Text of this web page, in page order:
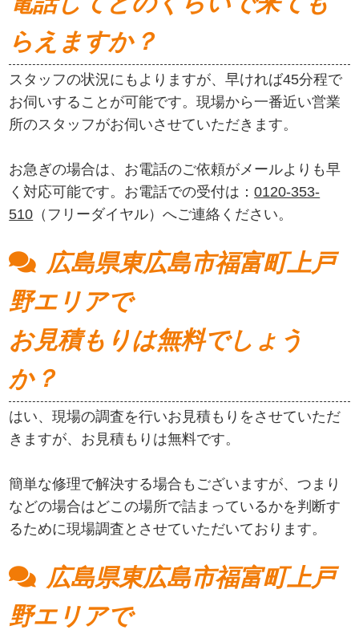
らえますか？
スタッフの状況にもよりますが、早ければ45分程で
お伺いすることが可能です。現場から一番近い営業
所のスタッフがお伺いさせていただきます。
お急ぎの場合は、お電話のご依頼がメールよりも早
く対応可能です。お電話での受付は：0120-353-
510 （フリーダイヤル）へご連絡ください。
広島県東広島市福富町上戸
野エリアで
お見積もりは無料でしょう
か？
はい、現場の調査を行いお見積もりをさせていただ
きますが、お見積もりは無料です。
簡単な修理で解決する場合もございますが、つまり
などの場合はどこの場所で詰まっているかを判断す
るために現場調査とさせていただいております。
広島県東広島市福富町上戸
野エリアで